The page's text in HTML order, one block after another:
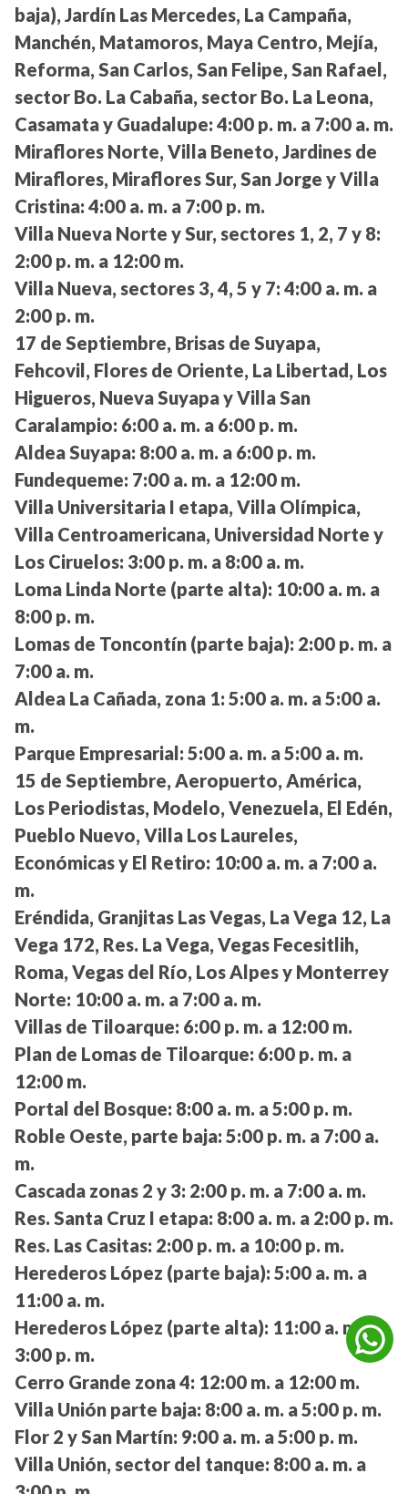
baja), Jardín Las Mercedes, La Campaña,
Manchén, Matamoros, Maya Centro, Mejía,
Reforma, San Carlos, San Felipe, San Rafael,
sector Bo. La Cabaña, sector Bo. La Leona,
Casamata y Guadalupe: 4:00 p. m. a 7:00 a. m.
Miraflores Norte, Villa Beneto, Jardines de
Miraflores, Miraflores Sur, San Jorge y Villa
Cristina: 4:00 a. m. a 7:00 p. m.
Villa Nueva Norte y Sur, sectores 1, 2, 7 y 8:
2:00 p. m. a 12:00 m.
Villa Nueva, sectores 3, 4, 5 y 7: 4:00 a. m. a
2:00 p. m.
17 de Septiembre, Brisas de Suyapa,
Fehcovil, Flores de Oriente, La Libertad, Los
Higueros, Nueva Suyapa y Villa San
Caralampio: 6:00 a. m. a 6:00 p. m.
Aldea Suyapa: 8:00 a. m. a 6:00 p. m.
Fundequeme: 7:00 a. m. a 12:00 m.
Villa Universitaria I etapa, Villa Olímpica,
Villa Centroamericana, Universidad Norte y
Los Ciruelos: 3:00 p. m. a 8:00 a. m.
Loma Linda Norte (parte alta): 10:00 a. m. a
8:00 p. m.
Lomas de Toncontín (parte baja): 2:00 p. m. a
7:00 a. m.
Aldea La Cañada, zona 1: 5:00 a. m. a 5:00 a.
m.
Parque Empresarial: 5:00 a. m. a 5:00 a. m.
15 de Septiembre, Aeropuerto, América,
Los Periodistas, Modelo, Venezuela, El Edén,
Pueblo Nuevo, Villa Los Laureles,
Económicas y El Retiro: 10:00 a. m. a 7:00 a.
m.
Eréndida, Granjitas Las Vegas, La Vega 12, La
Vega 172, Res. La Vega, Vegas Fecesitlih,
Roma, Vegas del Río, Los Alpes y Monterrey
Norte: 10:00 a. m. a 7:00 a. m.
Villas de Tiloarque: 6:00 p. m. a 12:00 m.
Plan de Lomas de Tiloarque: 6:00 p. m. a
12:00 m.
Portal del Bosque: 8:00 a. m. a 5:00 p. m.
Roble Oeste, parte baja: 5:00 p. m. a 7:00 a.
m.
Cascada zonas 2 y 3: 2:00 p. m. a 7:00 a. m.
Res. Santa Cruz I etapa: 8:00 a. m. a 2:00 p. m.
Res. Las Casitas: 2:00 p. m. a 10:00 p. m.
Herederos López (parte baja): 5:00 a. m. a
11:00 a. m.
Herederos López (parte alta): 11:00 a. m. a
3:00 p. m.
Cerro Grande zona 4: 12:00 m. a 12:00 m.
Villa Unión parte baja: 8:00 a. m. a 5:00 p. m.
Flor 2 y San Martín: 9:00 a. m. a 5:00 p. m.
Villa Unión, sector del tanque: 8:00 a. m. a